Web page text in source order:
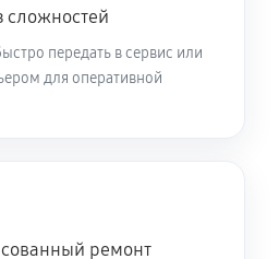
Nikon Coolpix
60 минут
сложностей
передать в сервис или
для оперативной
ремонт